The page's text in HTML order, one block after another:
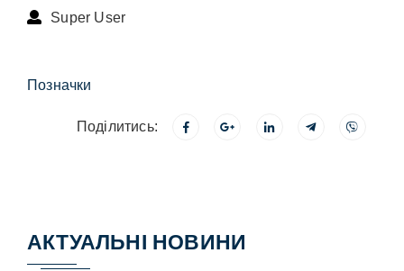
Super User
Позначки
Поділитись:
АКТУАЛЬНІ НОВИНИ